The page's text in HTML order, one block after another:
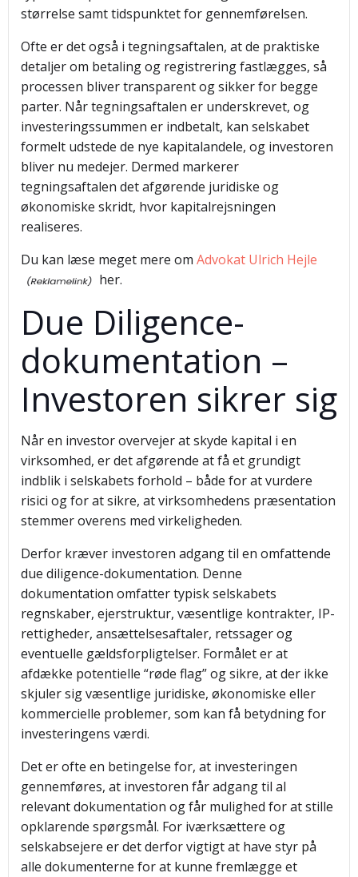
størrelse samt tidspunktet for gennemførelsen.
Ofte er det også i tegningsaftalen, at de praktiske
detaljer om betaling og registrering fastlægges, så
processen bliver transparent og sikker for begge
parter. Når tegningsaftalen er underskrevet, og
investeringssummen er indbetalt, kan selskabet
formelt udstede de nye kapitalandele, og investoren
bliver nu medejer. Dermed markerer
tegningsaftalen det afgørende juridiske og
økonomiske skridt, hvor kapitalrejsningen
realiseres.
Du kan læse meget mere om Advokat Ulrich Hejle
her.
Due Diligence-
dokumentation –
Investoren sikrer sig
Når en investor overvejer at skyde kapital i en
virksomhed, er det afgørende at få et grundigt
indblik i selskabets forhold – både for at vurdere
risici og for at sikre, at virksomhedens præsentation
stemmer overens med virkeligheden.
Derfor kræver investoren adgang til en omfattende
due diligence-dokumentation. Denne
dokumentation omfatter typisk selskabets
regnskaber, ejerstruktur, væsentlige kontrakter, IP-
rettigheder, ansættelsesaftaler, retssager og
eventuelle gældsforpligtelser. Formålet er at
afdække potentielle “røde flag” og sikre, at der ikke
skjuler sig væsentlige juridiske, økonomiske eller
kommercielle problemer, som kan få betydning for
investeringens værdi.
Det er ofte en betingelse for, at investeringen
gennemføres, at investoren får adgang til al
relevant dokumentation og får mulighed for at stille
opklarende spørgsmål. For iværksættere og
selskabsejere er det derfor vigtigt at have styr på
alle dokumenterne for at kunne fremlægge et